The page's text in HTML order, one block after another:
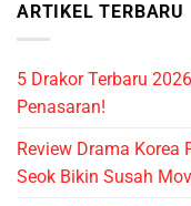
ARTIKEL TERBARU
5 Drakor Terbaru
Penasaran!
Review Drama Korea
Seok Bikin Susah